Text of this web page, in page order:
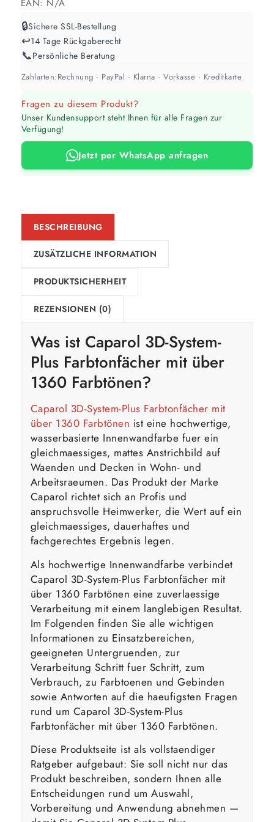
Weiß / hell
1 Anstrich reicht meist
abweichen. Für 10 % Reserve wird automatisch aufgerundet.
EAN: N/A
🔒Sichere SSL-Bestellung
↩️14 Tage Rückgaberecht
📞Persönliche Beratung
Zahlarten:Rechnung · PayPal · Klarna · Vorkasse · Kreditkarte
Fragen zu diesem Produkt?
Unser Kundensupport steht Ihnen für alle Fragen zur
Verfügung!
Jetzt per WhatsApp anfragen
BESCHREIBUNG
ZUSÄTZLICHE INFORMATION
PRODUKTSICHERHEIT
REZENSIONEN (0)
Was ist Caparol 3D-System-
Plus Farbtonfächer mit über
1360 Farbtönen?
Caparol 3D-System-Plus Farbtonfächer mit
über 1360 Farbtönen ist eine hochwertige,
wasserbasierte Innenwandfarbe fuer ein
gleichmaessiges, mattes Anstrichbild auf
Waenden und Decken in Wohn- und
Arbeitsraeumen. Das Produkt der Marke
Caparol richtet sich an Profis und
anspruchsvolle Heimwerker, die Wert auf ein
gleichmaessiges, dauerhaftes und
fachgerechtes Ergebnis legen.
Als hochwertige Innenwandfarbe verbindet
Caparol 3D-System-Plus Farbtonfächer mit
über 1360 Farbtönen eine zuverlaessige
Verarbeitung mit einem langlebigen Resultat.
Im Folgenden finden Sie alle wichtigen
Informationen zu Einsatzbereichen,
geeigneten Untergruenden, zur
Verarbeitung Schritt fuer Schritt, zum
Verbrauch, zu Farbtoenen und Gebinden
sowie Antworten auf die haeufigsten Fragen
rund um Caparol 3D-System-Plus
Farbtonfächer mit über 1360 Farbtönen.
Diese Produktseite ist als vollstaendiger
Ratgeber aufgebaut: Sie soll nicht nur das
Produkt beschreiben, sondern Ihnen alle
Entscheidungen rund um Auswahl,
Vorbereitung und Anwendung abnehmen —